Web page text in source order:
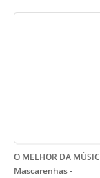
O MELHOR DA
Mascarenhas-